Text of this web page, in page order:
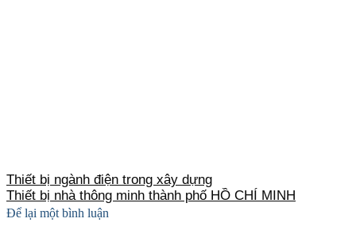
Thiết bị ngành điện trong xây dựng
Thiết bị nhà thông minh thành phố HỒ CHÍ MINH
Để lại một bình luận